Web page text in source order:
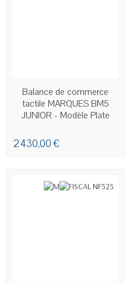
EN STOCK
Balance de commerce
tactile MARQUES BM5
JUNIOR - Modèle Plate
2 430,00 €